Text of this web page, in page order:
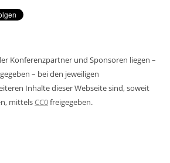
Konferenzpartner und Sponsoren liegen –
– bei den jeweiligen
Inhalte dieser Webseite sind, soweit
mittelsCC0freigegeben.